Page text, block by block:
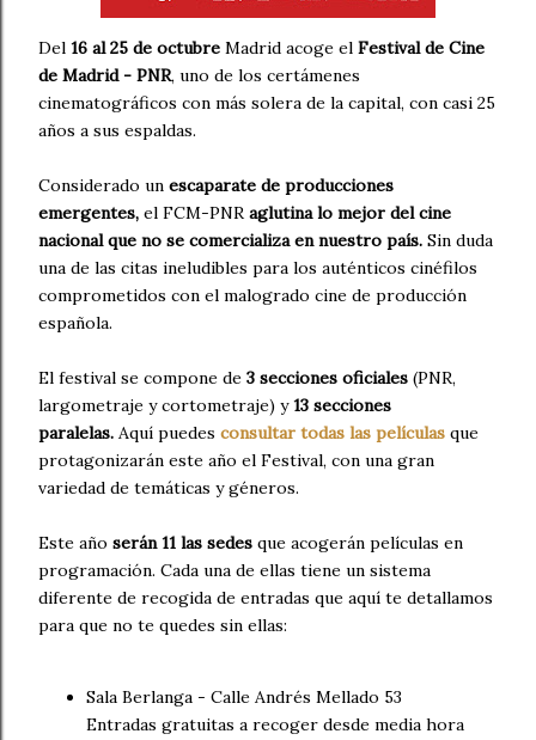
Del 16 al 25 de octubre Madrid acoge el Festival de Cine
de Madrid - PNR, uno de los certámenes
cinematográficos con más solera de la capital, con casi 25
años a sus espaldas.
Considerado un escaparate de producciones
emergentes, el FCM-PNR aglutina lo mejor del cine
nacional que no se comercializa en nuestro país. Sin duda
una de las citas ineludibles para los auténticos cinéfilos
comprometidos con el malogrado cine de producción
española.
El festival se compone de 3 secciones oficiales (PNR,
largometraje y cortometraje) y13 secciones
paralelas. Aquí puedes consultar todas las películas que
protagonizarán este año el Festival, con una gran
variedad de temáticas y géneros.
Este año serán 11 las sedes que acogerán películas en
programación. Cada una de ellas tiene un sistema
diferente de recogida de entradas que aquí te detallamos
para que no te quedes sin ellas:
Sala Berlanga - Calle Andrés Mellado 53
Entradas gratuitas a recoger desde media hora